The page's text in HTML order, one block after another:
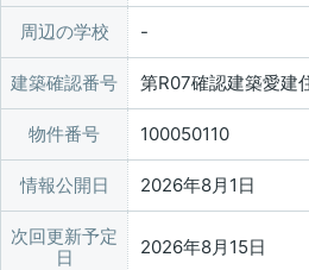
周辺の学校
建築確認番号 第R07確認建築愛建
物件番号 100050110
情報公開日 2026年8月1日
次回更新予定
日
2026年8月15日